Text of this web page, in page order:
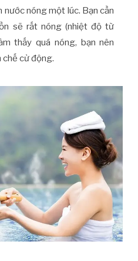
nóng một lúc. Bạn cần
sẽ rất nóng (nhiệt độ từ
thấy quá nóng, bạn nên
chế cử động.